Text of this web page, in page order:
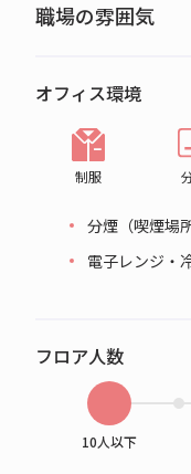
職場の雰囲気
オフィス環境
制服
分煙（喫煙場
電子レンジ・
フロア人数
10人以下